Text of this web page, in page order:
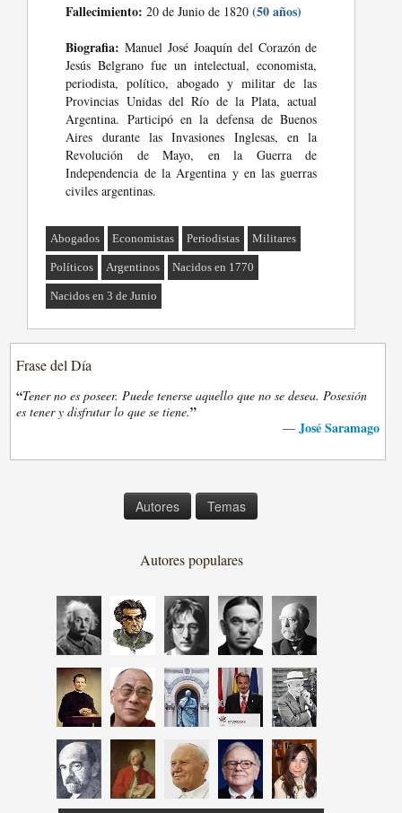
Fallecimiento: 20 de Junio de 1820(50 años)
Biografia: Manuel José Joaquín del Corazón de
Jesús Belgrano fue un intelectual, economista,
periodista, político, abogado y militar de las
Provincias Unidas del Río de la Plata, actual
Argentina. Participó en la defensa de Buenos
Aires durante las Invasiones Inglesas, en la
Revolución de Mayo, en la Guerra de
Independencia de la Argentina y en las guerras
civiles argentinas.
Abogados Economistas Periodistas Militares
Políticos Argentinos Nacidos en 1770
Nacidos en 3 de Junio
Frase del Día
“Tener no es poseer. Puede tenerse aquello que no se desea. Posesión
es tener y disfrutar lo que se tiene.”
— José Saramago
Autores Temas
Autores populares